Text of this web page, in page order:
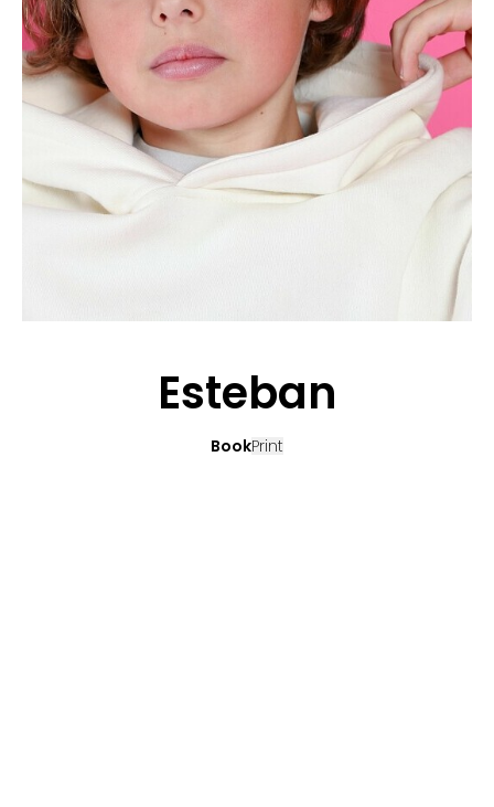
POP MUZIKANTEN
TALENTEN INTERNATIONALE
BEWERBUNG
KONTAKT
FRANKREICH
SCHWEIZ
Esteban
BookPrint